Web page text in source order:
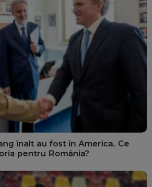
înalt au fost în America. Ce
pentru România?